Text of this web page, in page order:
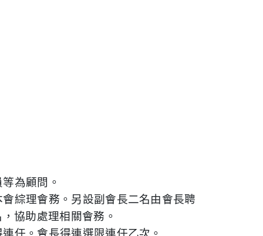
為顧問。
綜理會務。另設副會長二名由會長聘
協助處理相關會務。
任。會長得連選限連任乙次。